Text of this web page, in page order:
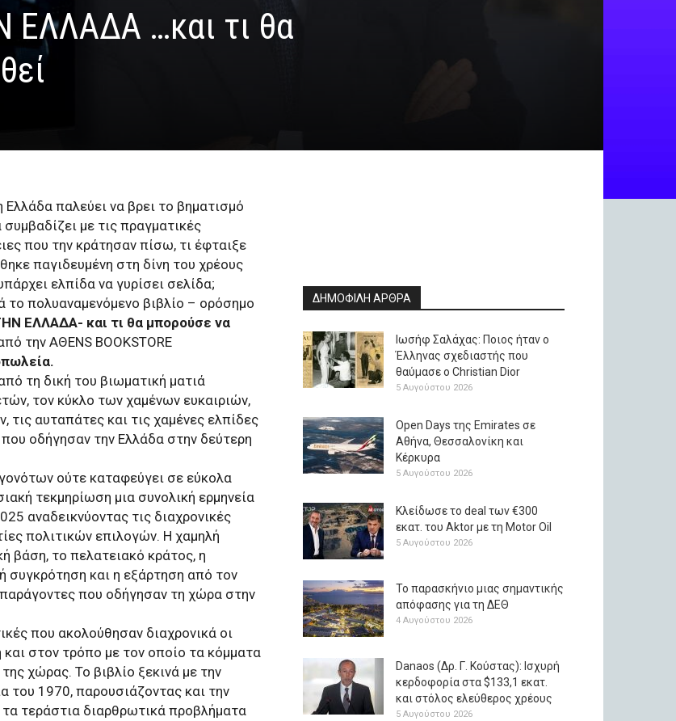
…και τι θα
παλεύει να βρει το βηματισμό
με τις πραγματικές
που την κράτησαν πίσω, τι έφταιξε
παγιδευμένη στη δίνη του χρέους
ελπίδα να γυρίσει σελίδα;
πολυαναμενόμενο βιβλίο – ορόσημο
ΕΛΛΑΔΑ- και τι θα μπορούσε να
την AΘΕNS BOOKSTORE
τη δική του βιωματική ματιά
τον κύκλο των χαμένων ευκαιριών,
τις αυταπάτες και τις χαμένες ελπίδες
οδήγησαν την Ελλάδα στην δεύτερη
ούτε καταφεύγει σε εύκολα
τεκμηρίωση μια συνολική ερμηνεία
αναδεικνύοντας τις διαχρονικές
πολιτικών επιλογών. Η χαμηλή
βάση, το πελατειακό κράτος, η
συγκρότηση και η εξάρτηση από τον
που οδήγησαν τη χώρα στην
που ακολούθησαν διαχρονικά οι
στον τρόπο με τον οποίο τα κόμματα
χώρας. Το βιβλίο ξεκινά με την
του 1970, παρουσιάζοντας και την
τεράστια διαρθρωτικά προβλήματα
ΔΗΜΟΦΙΛΗ ΑΡΘΡΑ
Ιωσήφ Σαλάχας: Ποιος ήταν ο
Έλληνας σχεδιαστής που
θαύμασε ο Christian Dior
5 Αυγούστου 2026
Open Days της Emirates σε
Αθήνα, Θεσσαλονίκη και
Κέρκυρα
5 Αυγούστου 2026
Κλείδωσε το deal των €300
εκατ. του Aktor με τη Μotor Oil
5 Αυγούστου 2026
Το παρασκήνιο μιας σημαντικής
απόφασης για τη ΔΕΘ
4 Αυγούστου 2026
Danaos (Δρ. Γ. Κούστας): Ισχυρή
κερδοφορία στα $133,1 εκατ.
και στόλος ελεύθερος χρέους
5 Αυγούστου 2026